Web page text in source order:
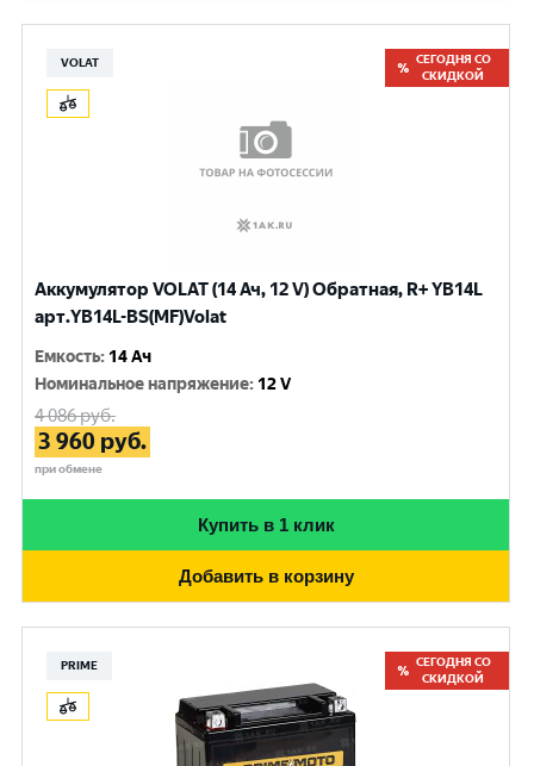
VOLAT
СЕГОДНЯ СО
СКИДКОЙ
Аккумулятор VOLAT (14 Ач, 12 V) Обратная, R+ YB14L
арт.YB14L-BS(MF)Volat
Емкость: 14 Ач
Номинальное напряжение: 12 V
4 086руб.
3 960 руб.
при обмене
Купить в 1 клик
Добавить в корзину
PRIME
СЕГОДНЯ СО
СКИДКОЙ